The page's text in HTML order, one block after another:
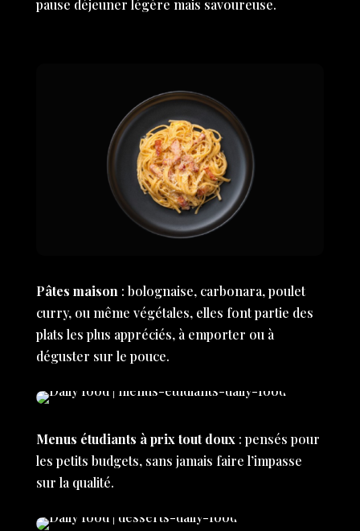
pause déjeuner légère mais savoureuse.
Pâtes maison: bolognaise, carbonara, poulet
curry, ou même végétales, elles font partie des
plats les plus appréciés, à emporter ou à
déguster sur le pouce.
Menus étudiants à prix tout doux: pensés pour
les petits budgets, sans jamais faire l’impasse
sur la qualité.